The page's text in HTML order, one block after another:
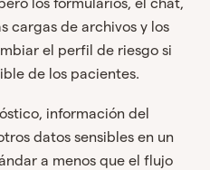
los formularios, el chat,
cargas de archivos y los
el perfil de riesgo si
de los pacientes.
información del
datos sensibles en un
a menos que el flujo